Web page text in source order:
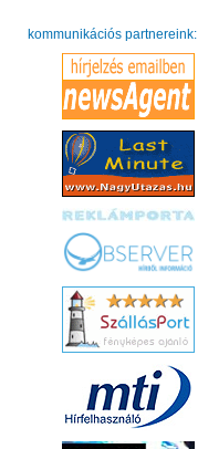
kommunikációs partnereink: